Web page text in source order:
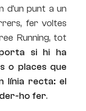
d’un punt a un
fer voltes
Running, tot
si hi ha
o places que
línia recta: el
ho fer.